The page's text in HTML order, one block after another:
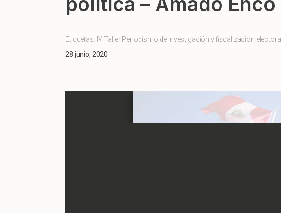
Etiquetas: IV Taller Periodismo de investigación y fiscalización electoral
28 junio, 2020